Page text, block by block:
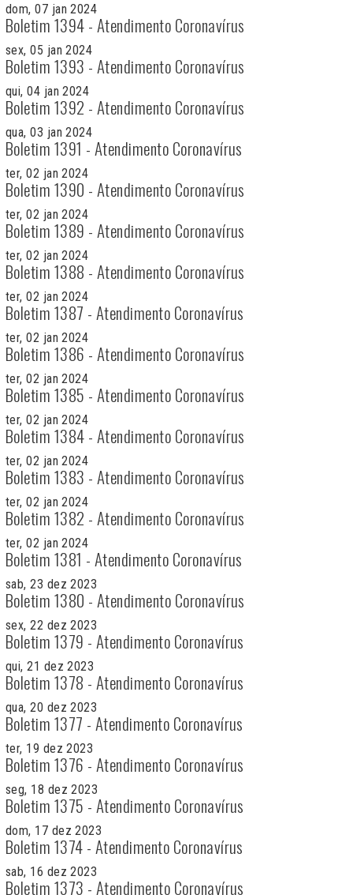
dom, 07 jan 2024
Boletim 1394 - Atendimento Coronavírus
sex, 05 jan 2024
Boletim 1393 - Atendimento Coronavírus
qui, 04 jan 2024
Boletim 1392 - Atendimento Coronavírus
qua, 03 jan 2024
Boletim 1391 - Atendimento Coronavírus
ter, 02 jan 2024
Boletim 1390 - Atendimento Coronavírus
ter, 02 jan 2024
Boletim 1389 - Atendimento Coronavírus
ter, 02 jan 2024
Boletim 1388 - Atendimento Coronavírus
ter, 02 jan 2024
Boletim 1387 - Atendimento Coronavírus
ter, 02 jan 2024
Boletim 1386 - Atendimento Coronavírus
ter, 02 jan 2024
Boletim 1385 - Atendimento Coronavírus
ter, 02 jan 2024
Boletim 1384 - Atendimento Coronavírus
ter, 02 jan 2024
Boletim 1383 - Atendimento Coronavírus
ter, 02 jan 2024
Boletim 1382 - Atendimento Coronavírus
ter, 02 jan 2024
Boletim 1381 - Atendimento Coronavírus
sab, 23 dez 2023
Boletim 1380 - Atendimento Coronavírus
sex, 22 dez 2023
Boletim 1379 - Atendimento Coronavírus
qui, 21 dez 2023
Boletim 1378 - Atendimento Coronavírus
qua, 20 dez 2023
Boletim 1377 - Atendimento Coronavírus
ter, 19 dez 2023
Boletim 1376 - Atendimento Coronavírus
seg, 18 dez 2023
Boletim 1375 - Atendimento Coronavírus
dom, 17 dez 2023
Boletim 1374 - Atendimento Coronavírus
sab, 16 dez 2023
Boletim 1373 - Atendimento Coronavírus